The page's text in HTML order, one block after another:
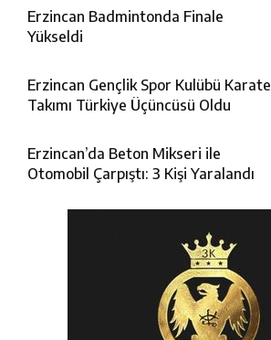
Erzincan Badmintonda Finale
Yükseldi
Erzincan Gençlik Spor Kulübü Karate
Takımı Türkiye Üçüncüsü Oldu
Erzincan’da Beton Mikseri ile
Otomobil Çarpıştı: 3 Kişi Yaralandı